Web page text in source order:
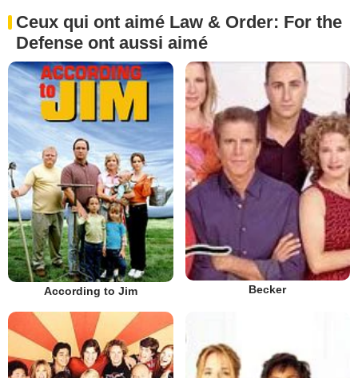
Ceux qui ont aimé Law & Order: For the
Defense ont aussi aimé
According to Jim Becker